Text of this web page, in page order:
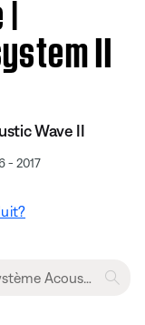
|
II
Wave II
- 2017